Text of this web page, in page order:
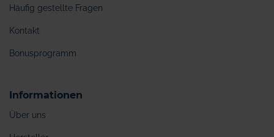
Häufig gestellte Fragen
Kontakt
Bonusprogramm
Informationen
Über uns